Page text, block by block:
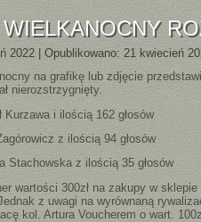
2022 |Opublikowano: 21 kwiecień
na grafikę lub zdjęcie
nierozstrzygnięty.
Kurzawa i ilością 162 głosów
z ilością 94 głosów
Stachowska z ilością 35 głosów
wartości 300zł na zakupy w sklepie
z uwagi na wyrównaną
kol. Artura Voucherem o wart.